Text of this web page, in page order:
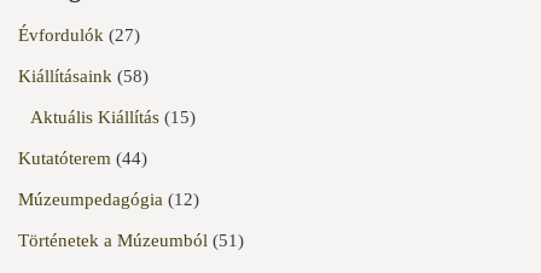
Évfordulók (27)
Kiállításaink (58)
Aktuális Kiállítás (15)
Kutatóterem (44)
Múzeumpedagógia (12)
Történetek a Múzeumból (51)